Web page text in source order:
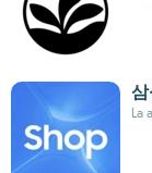
La